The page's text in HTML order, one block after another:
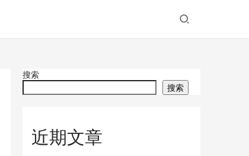
搜索
搜索
近期文章